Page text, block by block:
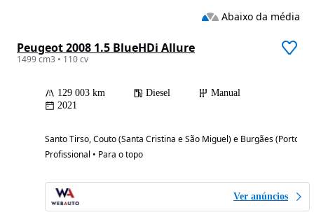
Peugeot 2008 1.5 BlueHDi Allure
1499 cm3 • 110 cv
129 003 km Diesel
Manual
2021
Santo Tirso, Couto (Santa Cristina e São Miguel) e Burgães (Porto)
Profissional • Para o topo
Ver anúncios
Abaixo da média